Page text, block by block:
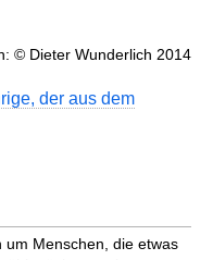
© Dieter Wunderlich 2014
der aus dem
um Menschen, die etwas